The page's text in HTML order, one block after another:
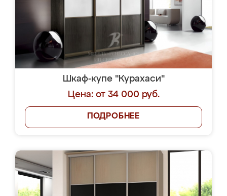
Шкаф-купе "Курахаси"
Цена: от 34 000 руб.
ПОДРОБНЕЕ